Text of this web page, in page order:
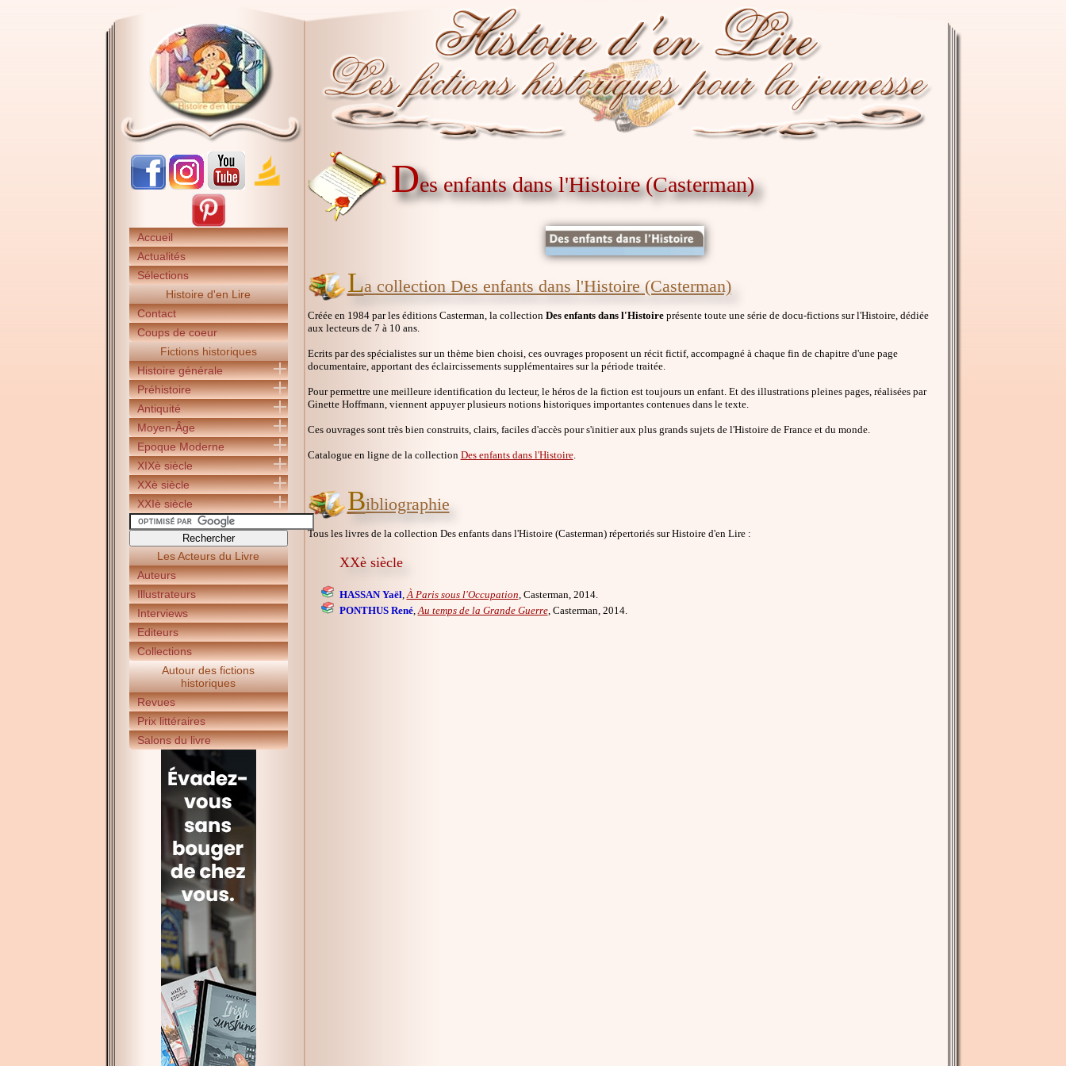
Accueil
Actualités
Sélections
Histoire d'en Lire
Contact
Coups de coeur
Fictions historiques
Histoire générale
Préhistoire
Antiquité
Moyen-Âge
Epoque Moderne
XIXè siècle
XXè siècle
XXIè siècle
Les Acteurs du Livre
Auteurs
Illustrateurs
Interviews
Editeurs
Collections
Autour des fictions
historiques
Revues
Prix littéraires
Salons du livre
Des enfants dans l'Histoire (Casterman)
La collection Des enfants dans l'Histoire (Casterman)
Créée en 1984 par les éditions Casterman, la collection Des enfants dans l'Histoireprésente toute une série de docu-fictions sur l'Histoire, dédiée
aux lecteurs de 7 à 10 ans.
Ecrits par des spécialistes sur un thème bien choisi, ces ouvrages proposent un récit fictif, accompagné à chaque fin de chapitre d'une page
documentaire, apportant des éclaircissements supplémentaires sur la période traitée.
Pour permettre une meilleure identification du lecteur, le héros de la fiction est toujours un enfant. Et des illustrations pleines pages, réalisées par
Ginette Hoffmann, viennent appuyer plusieurs notions historiques importantes contenues dans le texte.
Ces ouvrages sont très bien construits, clairs, faciles d'accès pour s'initier aux plus grands sujets de l'Histoire de France et du monde.
Catalogue en ligne de la collection Des enfants dans l'Histoire.
Bibliographie
Tous les livres de la collection Des enfants dans l'Histoire (Casterman) répertoriés sur Histoire d'en Lire :
XXè siècle
HASSAN Yaël,À Paris sous l'Occupation, Casterman, 2014.
PONTHUS René,Au temps de la Grande Guerre, Casterman, 2014.